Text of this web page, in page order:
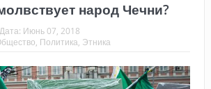
народ Чечни?
Дата: Июнь 07, 2018
Политика Этника